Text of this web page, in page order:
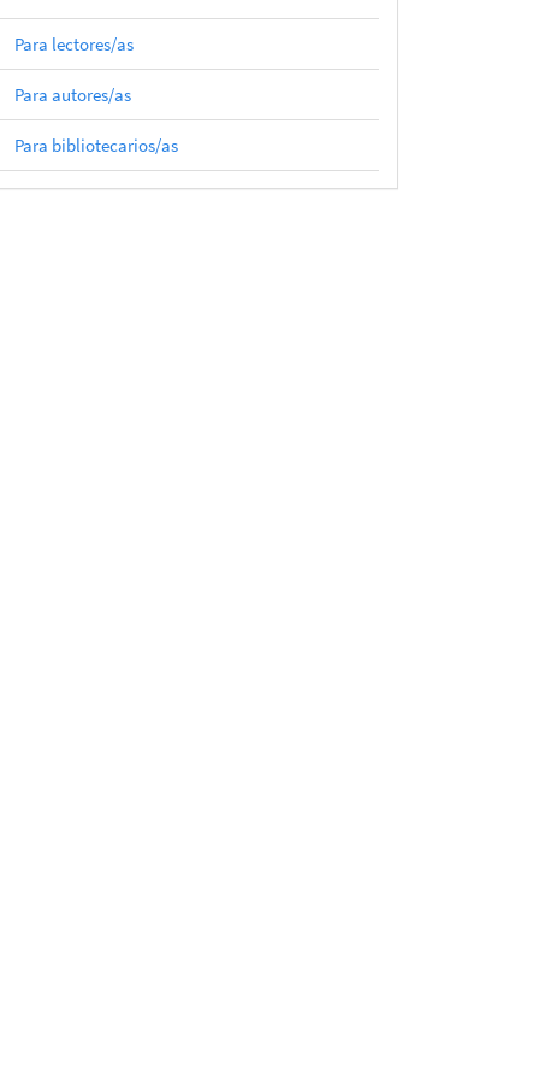
Para lectores/as
Para autores/as
Para bibliotecarios/as